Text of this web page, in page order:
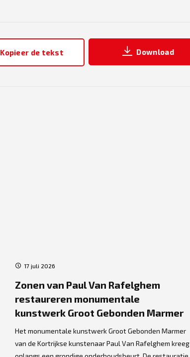
Kopieer de tekst Download
17 juli 2026
Zonen van Paul Van Rafelghem
restaureren monumentale
kunstwerk Groot Gebonden Marmer
Het monumentale kunstwerk Groot Gebonden Marmer
van de Kortrijkse kunstenaar Paul Van Rafelghem kreeg